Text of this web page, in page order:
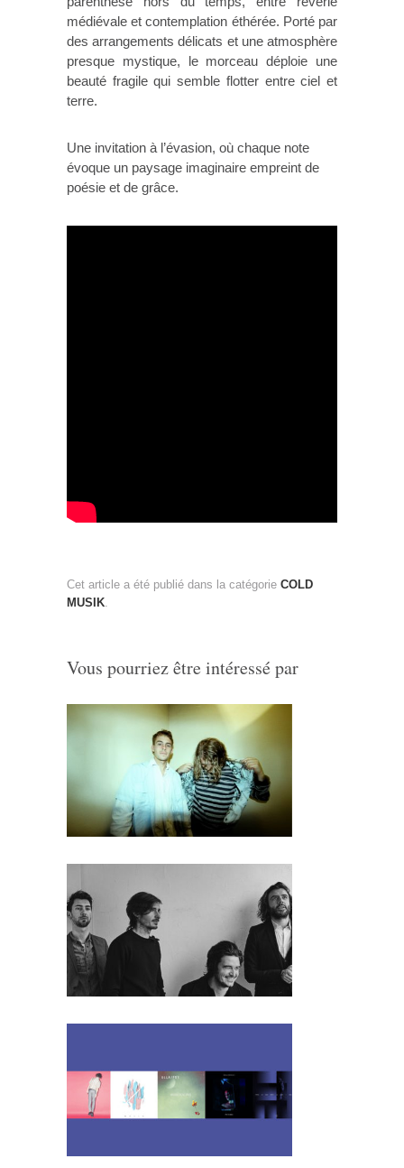
médiévale et contemplation éthérée. Porté par
des arrangements délicats et une atmosphère
presque mystique, le morceau déploie une
beauté fragile qui semble flotter entre ciel et
terre.
Une invitation à l’évasion, où chaque note
évoque un paysage imaginaire empreint de
poésie et de grâce.
Cet article a été publié dans la catégorie COLD
MUSIK
Vous pourriez être intéressé par